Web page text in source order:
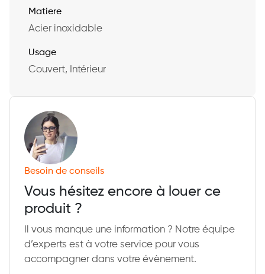
Matiere
Acier inoxidable
Usage
Couvert, Intérieur
Besoin de conseils
Vous hésitez encore à louer ce
produit ?
Il vous manque une information ? Notre équipe
d’experts est à votre service pour vous
accompagner dans votre évènement.